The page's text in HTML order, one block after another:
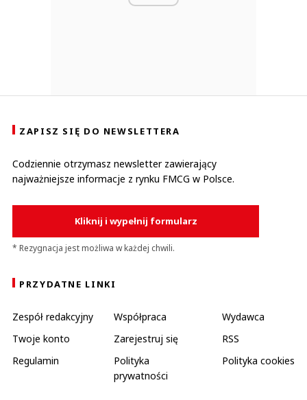
ZAPISZ SIĘ DO NEWSLETTERA
Codziennie otrzymasz newsletter zawierający
najważniejsze informacje z rynku FMCG w Polsce.
Kliknij i wypełnij formularz
* Rezygnacja jest możliwa w każdej chwili.
PRZYDATNE LINKI
Zespół redakcyjny Współpraca
Wydawca
Twoje konto
Zarejestruj się
RSS
Regulamin
Polityka
prywatności
Polityka cookies